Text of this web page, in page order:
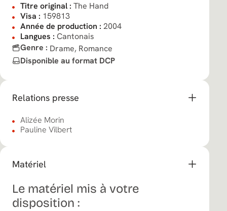
Titre original : The Hand
Visa : 159813
Année de production : 2004
Langues : Cantonais
Genre : Drame, Romance
Disponible au format DCP
Relations presse
Alizée Morin
Pauline Vilbert
Matériel
Le matériel mis à votre
disposition :